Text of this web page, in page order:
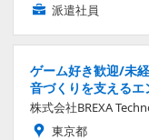
派遣社員
ゲーム好き歓迎/未
音づくりを支える
株式会社BREXA
東京都